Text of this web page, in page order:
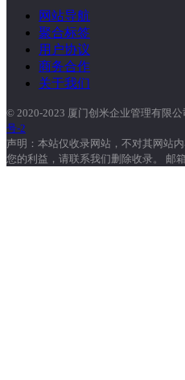
网站导航
聚合标签
用户协议
商务合作
关于我们
© 2020-2023 厦门创米企业管理有限
号-2
声明：本站仅收录网站，不对其网站
您的利益，请联系我们删除收录。 邮